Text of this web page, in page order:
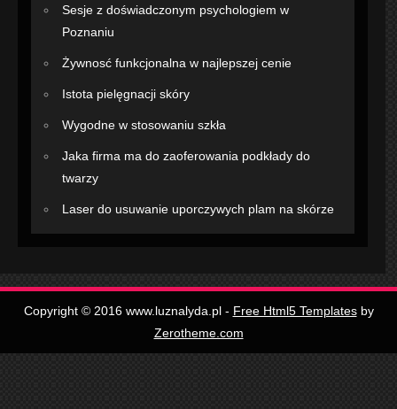
Sesje z doświadczonym psychologiem w
Poznaniu
Żywnosć funkcjonalna w najlepszej cenie
Istota pielęgnacji skóry
Wygodne w stosowaniu szkła
Jaka firma ma do zaoferowania podkłady do
twarzy
Laser do usuwanie uporczywych plam na skórze
Copyright © 2016 www.luznalyda.pl - Free Html5 Templatesby
Zerotheme.com